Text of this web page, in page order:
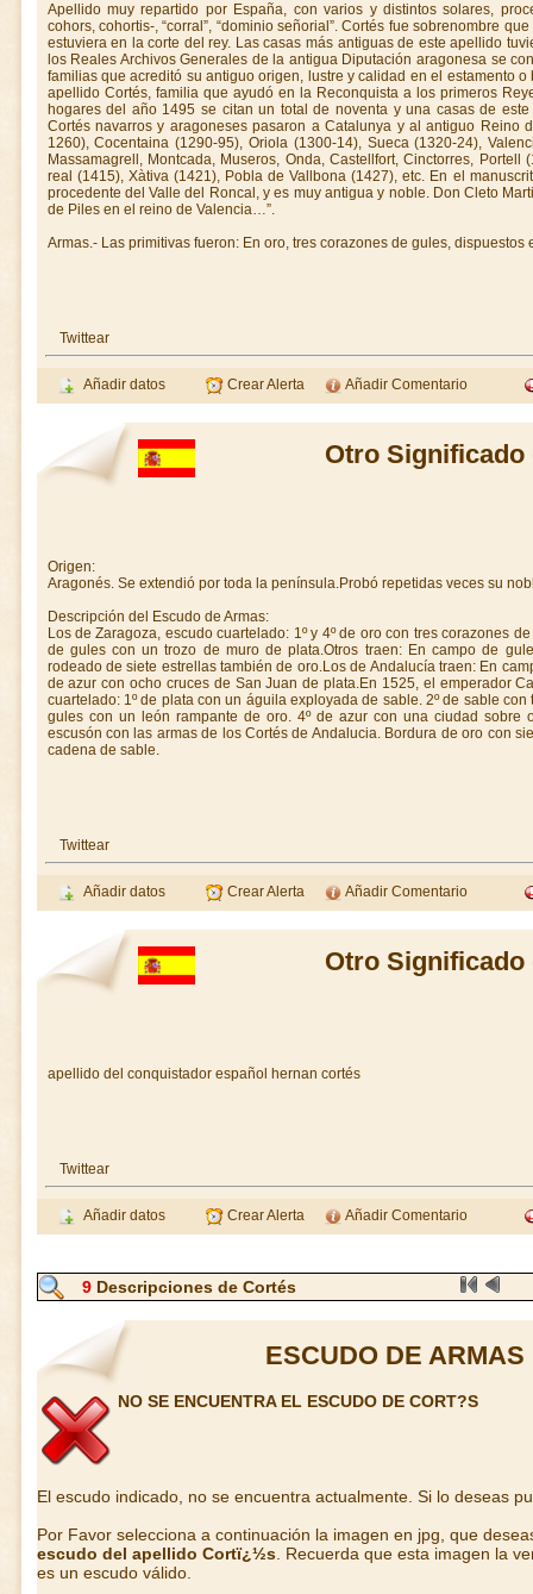
Apellido muy repartido por España, con varios y distintos solares,
cohors, cohortis-, “corral”, “dominio señorial”. Cortés fue sobrenombre
estuviera en la corte del rey. Las casas más antiguas de este apellido
los Reales Archivos Generales de la antigua Diputación aragonesa se
familias que acreditó su antiguo origen, lustre y calidad en el estamento
apellido Cortés, familia que ayudó en la Reconquista a los primeros
hogares del año 1495 se citan un total de noventa y una casas de
Cortés navarros y aragoneses pasaron a Catalunya y al antiguo Reino
1260), Cocentaina (1290-95), Oriola (1300-14), Sueca (1320-24),
Massamagrell, Montcada, Museros, Onda, Castellfort, Cinctorres,
real (1415), Xàtiva (1421), Pobla de Vallbona (1427), etc. En el
procedente del Valle del Roncal, y es muy antigua y noble. Don Cleto
de Piles en el reino de Valencia…”.
Armas.- Las primitivas fueron: En oro, tres corazones de gules, dispuestos
Twittear
Añadir datos Crear Alerta Añadir Comentario
Otro
Origen:
Aragonés. Se extendió por toda la península.Probó repetidas veces su
Descripción del Escudo de Armas:
Los de Zaragoza, escudo cuartelado: 1º y 4º de oro con tres corazones
de gules con un trozo de muro de plata.Otros traen: En campo de
rodeado de siete estrellas también de oro.Los de Andalucía traen: En
de azur con ocho cruces de San Juan de plata.En 1525, el emperador
cuartelado: 1º de plata con un águila exployada de sable. 2º de sable
gules con un león rampante de oro. 4º de azur con una ciudad sobre
escusón con las armas de los Cortés de Andalucia. Bordura de oro con
cadena de sable.
Twittear
Añadir datos Crear Alerta Añadir Comentario
Otro
apellido del conquistador español hernan cortés
Twittear
Añadir datos Crear Alerta Añadir Comentario
9 Descripciones de Cortés
ESCUDO DE
NO SE ENCUENTRA EL ESCUDO DE CORT?S
El escudo indicado, no se encuentra actualmente. Si lo deseas
Por Favor selecciona a continuación la imagen en jpg, que
escudo del apellido Cortï¿½s . Recuerda que esta imagen la
es un escudo válido.